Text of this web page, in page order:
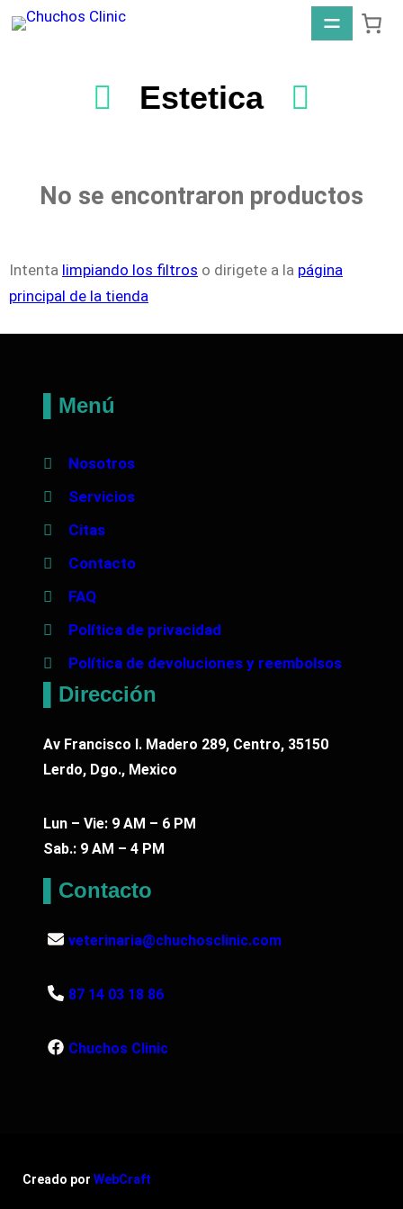
Estetica
No se encontraron productos
Intenta limpiando los filtros o dirigete a la página
principal de la tienda
▌Menú
Nosotros
Servicios
Citas
Contacto
FAQ
Política de privacidad
Política de devoluciones y reembolsos
▌Dirección
Av Francisco I. Madero 289, Centro, 35150
Lerdo, Dgo., Mexico
Lun – Vie: 9 AM – 6 PM
Sab.: 9 AM – 4 PM
▌Contacto
veterinaria@chuchosclinic.com
87 14 03 18 86
Chuchos Clinic
Creado por WebCraft